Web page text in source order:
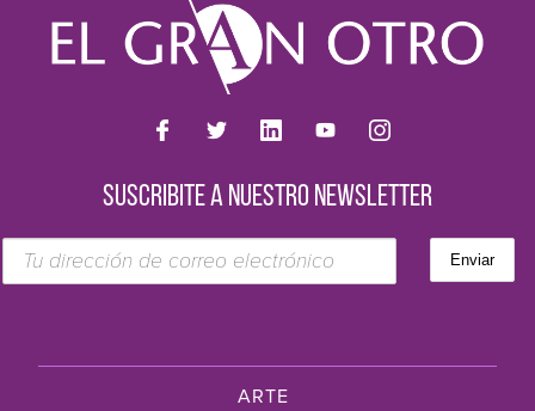
SUSCRIBITE A NUESTRO NEWSLETTER
ARTE